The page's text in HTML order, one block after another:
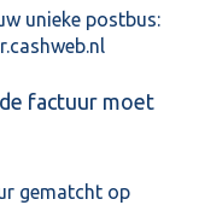
unieke postbus:
factuur moet
gematcht op